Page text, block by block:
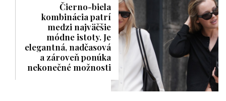
Čierno-biela
kombinácia patrí
medzi najväčšie
módne istoty. Je
elegantná, nadčasová
a zároveň ponúka
nekonečné možnosti